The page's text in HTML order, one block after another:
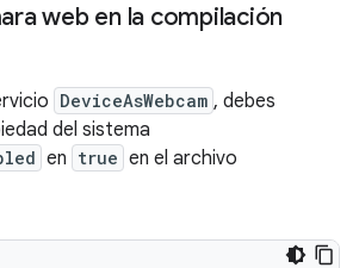
web en la compilación
DeviceAsWebcam , debes
del sistema
en true en el archivo